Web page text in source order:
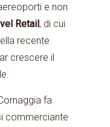
e non
Retail, di cui
recente
crescere il
fa
commerciante